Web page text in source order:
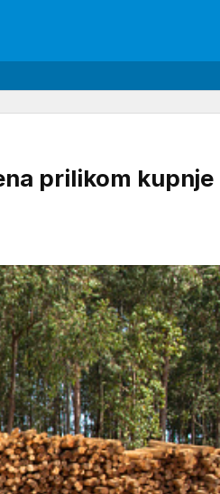
prilikom kupnje